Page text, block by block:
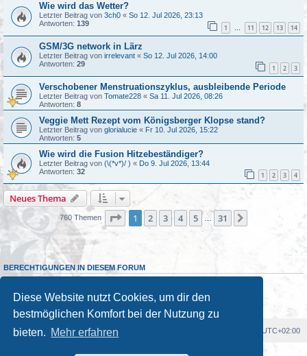
Diese Website nutzt Cookies, um dir den
bestmöglichen Komfort bei der Nutzung zu
bieten. Mehr erfahren
Wie wird das Wetter?
Letzter Beitrag von 3ch0 « So 12. Jul 2026, 23:13
Antworten: 139 1 … 11 12 13 14
GSM/3G network in Lärz
Letzter Beitrag von irrelevant « So 12. Jul 2026, 14:00
Antworten: 29 1 2 3
Verschobener Menstruationszyklus, ausbleibende Periode
Letzter Beitrag von Tomate228 « Sa 11. Jul 2026, 08:26
Antworten: 8
Veggie Mett Rezept vom Königsberger Klopse stand?
Letzter Beitrag von glorialucie « Fr 10. Jul 2026, 15:22
Antworten: 5
Wie wird die Fusion Hitzebeständiger?
Letzter Beitrag von (\(*v*)/ ) « Do 9. Jul 2026, 13:44
Antworten: 32 1 2 3 4
Neues Thema
760 Themen Seite 1von 31
1 2 3 4 5 31
BERECHTIGUNGEN IN DIESEM FORUM
Du darfst deine Beiträge in diesem Forumnichtändern.
Du darfst deine Beiträge in diesem Forum
nicht löschen.
Foren-Übersicht UTC+02:00